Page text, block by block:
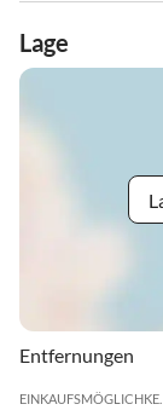
Lage
Entfernungen